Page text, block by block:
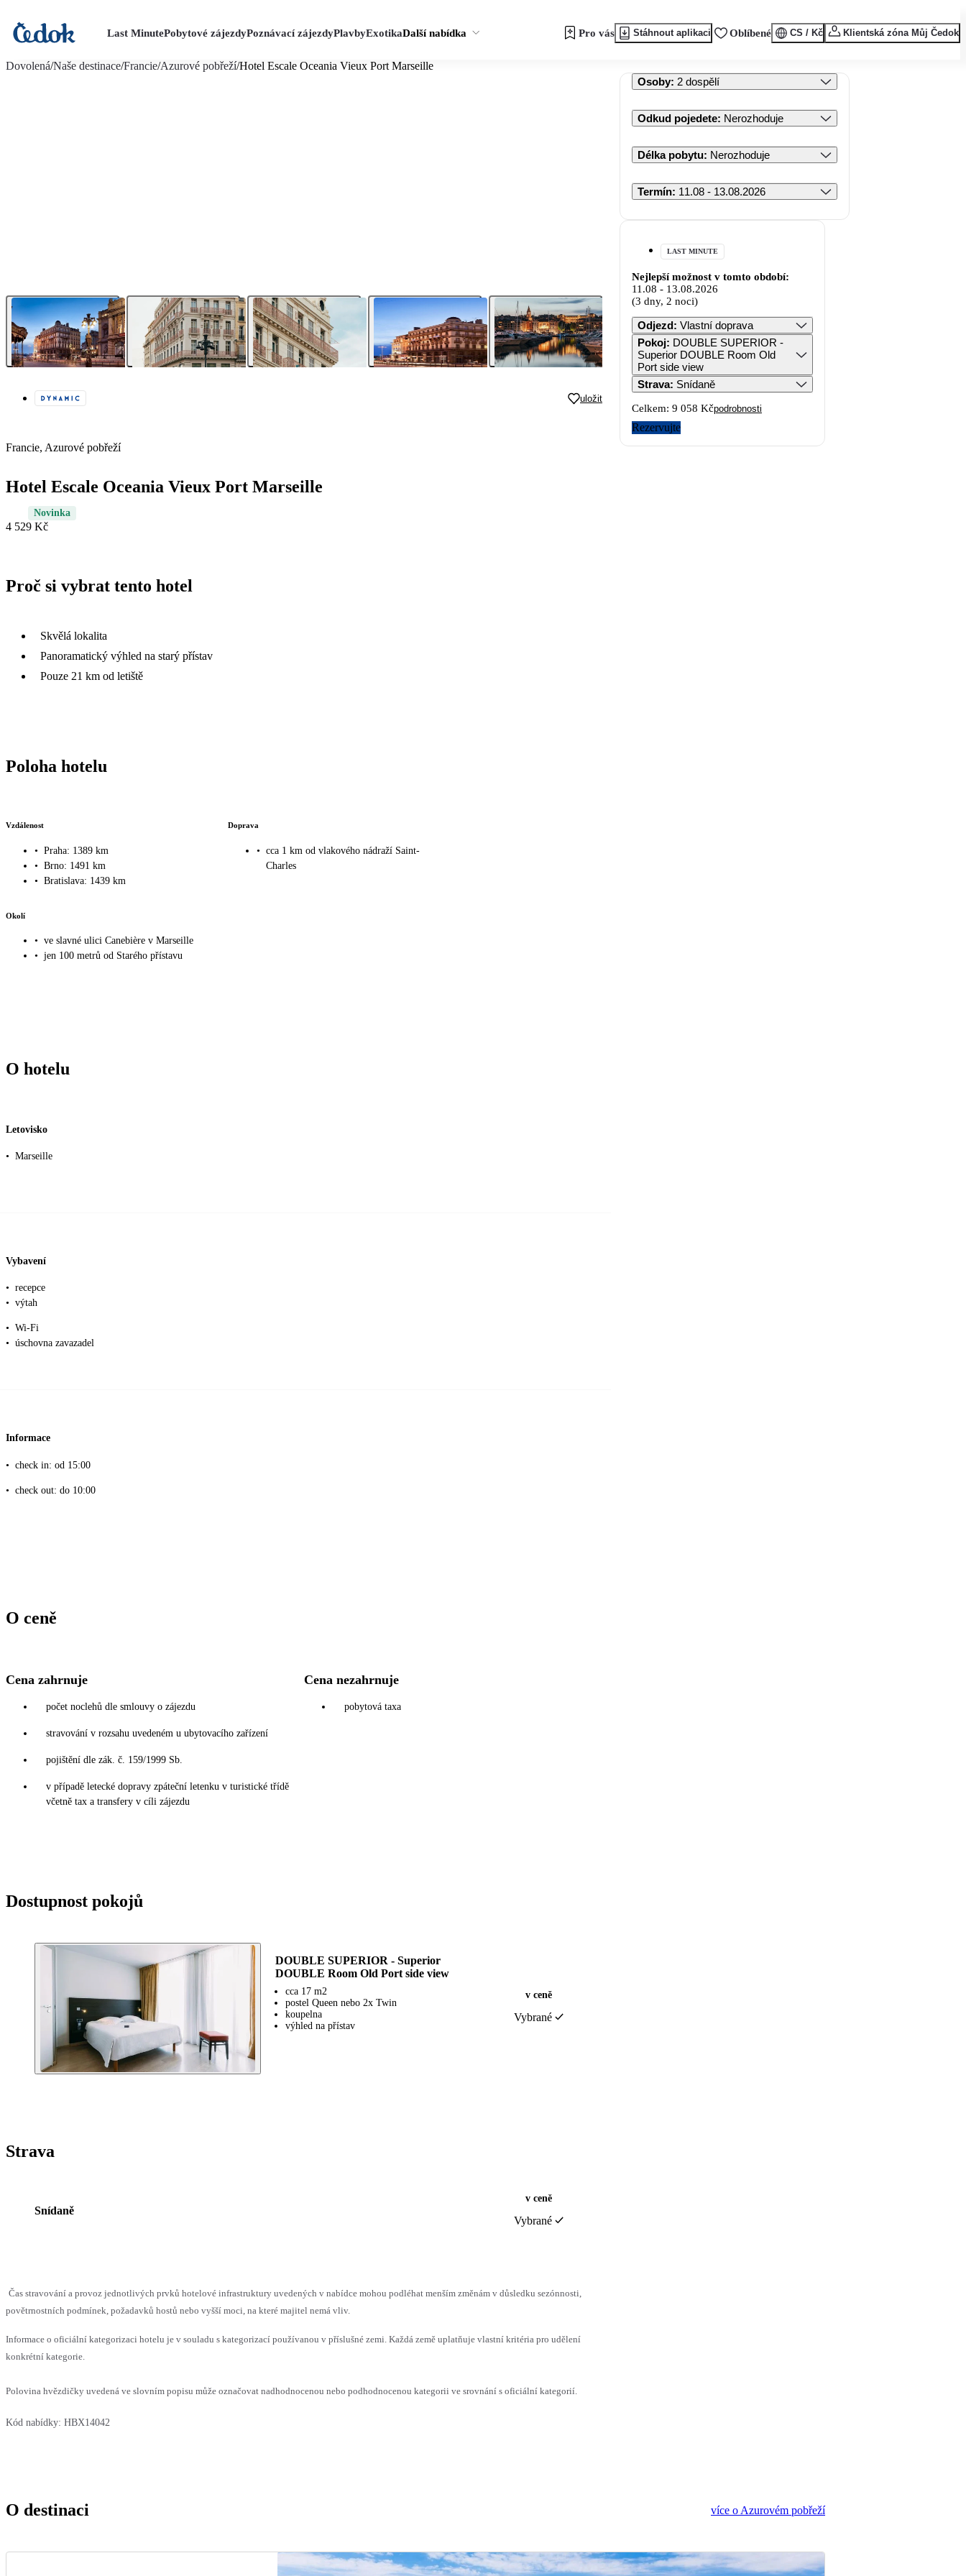
Last MinutePobytové zájezdyPoznávací zájezdyPlavbyExotikaDalší nabídka Pro vás Stáhnout aplikaci Oblíbené CS / Kč Klientská zóna Můj Čedok
Dovolená/Naše destinace/Francie/Azurové pobřeží/Hotel Escale Oceania Vieux Port Marseille
uložit
Francie, Azurové pobřeží
Hotel Escale Oceania Vieux Port Marseille
Novinka
4 529 Kč
Proč si vybrat tento hotel
Skvělá lokalita
Panoramatický výhled na starý přístav
Pouze 21 km od letiště
Poloha hotelu
Vzdálenost
• Praha: 1389 km
• Brno: 1491 km
• Bratislava: 1439 km
Doprava
• cca 1 km od vlakového nádraží Saint-
Charles
Okolí
• ve slavné ulici Canebière v Marseille
• jen 100 metrů od Starého přístavu
O hotelu
Letovisko
• Marseille
Vybavení
• recepce
• výtah
• Wi-Fi
• úschovna zavazadel
Informace
• check in: od 15:00
• check out: do 10:00
O ceně
Cena zahrnuje
počet noclehů dle smlouvy o zájezdu
stravování v rozsahu uvedeném u ubytovacího zařízení
pojištění dle zák. č. 159/1999 Sb.
v případě letecké dopravy zpáteční letenku v turistické třídě
včetně tax a transfery v cíli zájezdu
Cena nezahrnuje
pobytová taxa
Dostupnost pokojů
DOUBLE SUPERIOR - Superior
DOUBLE Room Old Port side view
cca 17 m2
postel Queen nebo 2x Twin
koupelna
výhled na přístav
v ceně
Vybrané
Strava
Snídaně
v ceně
Vybrané
Čas stravování a provoz jednotlivých prvků hotelové infrastruktury uvedených v nabídce mohou podléhat menším změnám v důsledku sezónnosti,
povětrnostních podmínek, požadavků hostů nebo vyšší moci, na které majitel nemá vliv.
Informace o oficiální kategorizaci hotelu je v souladu s kategorizací používanou v příslušné zemi. Každá země uplatňuje vlastní kritéria pro udělení
konkrétní kategorie.
Polovina hvězdičky uvedená ve slovním popisu může označovat nadhodnocenou nebo podhodnocenou kategorii ve srovnání s oficiální kategorií.
Kód nabídky: HBX14042
Osoby: 2 dospělí
Odkud pojedete: Nerozhoduje
Délka pobytu: Nerozhoduje
Termín: 11.08 - 13.08.2026
LAST MINUTE
Nejlepší možnost v tomto období:
11.08 - 13.08.2026
(3 dny, 2 noci)
Odjezd: Vlastní doprava
Pokoj: DOUBLE SUPERIOR -
Superior DOUBLE Room Old
Port side view
Strava: Snídaně
Celkem: 9 058 Kčpodrobnosti
Rezervujte
O destinaci více o Azurovém pobřeží